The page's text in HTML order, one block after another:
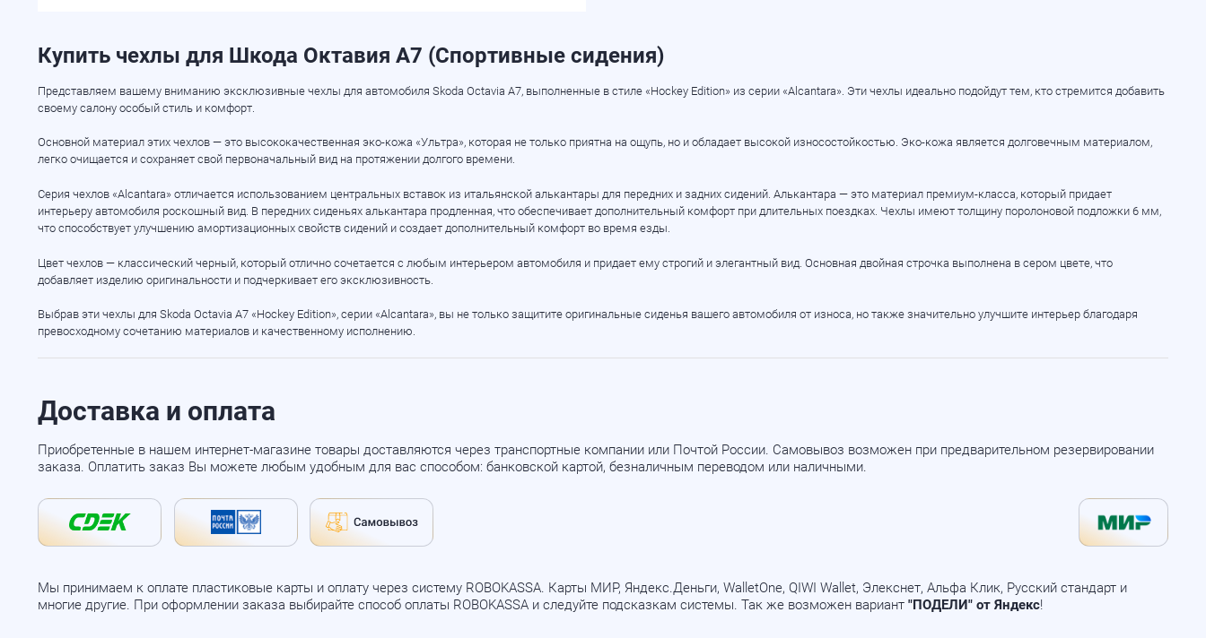
Купить чехлы для Шкода Октавия А7 (Спортивные сидения)
Представляем вашему вниманию эксклюзивные чехлы для автомобиля Skoda Octavia A7, выполненные в стиле «Hockey Edition» из серии «Alcantara». Эти чехлы идеально подойдут тем, кто стремится добавить
своему салону особый стиль и комфорт.
Основной материал этих чехлов — это высококачественнаяэко-кожа «Ультра», которая не только приятна на ощупь, но и обладает высокой износостойкостью. Эко-кожа является долговечным материалом,
легко очищается и сохраняет свой первоначальный вид на протяжении долгого времени.
Серия чехлов «Alcantara» отличается использованием центральных вставок из итальянской алькантары для передних и задних сидений. Алькантара — это материал премиум-класса, который придает
интерьеру автомобиля роскошный вид. В передних сиденьях алькантара продленная, что обеспечивает дополнительный комфорт при длительных поездках. Чехлы имеют толщину поролоновой подложки 6 мм,
что способствует улучшению амортизационных свойств сидений и создает дополнительный комфорт во время езды.
Цвет чехлов — классический черный, который отлично сочетается с любым интерьером автомобиля и придает ему строгий и элегантный вид. Основная двойная строчка выполнена в сером цвете, что
добавляет изделию оригинальности и подчеркивает его эксклюзивность.
Выбрав эти чехлы для Skoda Octavia A7 «Hockey Edition», серии «Alcantara», вы не только защитите оригинальные сиденья вашего автомобиля от износа, но также значительно улучшите интерьер благодаря
превосходному сочетанию материалов и качественному исполнению.
Доставка и оплата
Приобретенные в нашем интернет-магазине товары доставляются через транспортные компании или Почтой России. Самовывоз возможен при предварительном резервировании
заказа. Оплатить заказ Вы можете любым удобным для вас способом: банковской картой, безналичным переводом или наличными.
Мы принимаем к оплате пластиковые карты и оплату через систему ROBOKASSA. Карты МИР, Яндекс.Деньги, WalletOne, QIWI Wallet, Элекснет, Альфа Клик, Русский стандарт и
многие другие. При оформлении заказа выбирайте способ оплаты ROBOKASSA и следуйте подсказкам системы. Так же возможен вариант"ПОДЕЛИ" от Яндекс!